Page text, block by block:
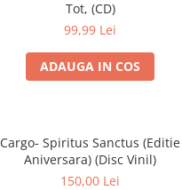
Tot, (CD)
99,99 Lei
ADAUGA IN COS
Cargo- Spiritus Sanctus (Editie
Aniversara) (Disc Vinil)
150,00 Lei